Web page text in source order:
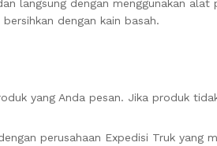
langsung dengan menggunakan alat
dengan kain basah.
yang Anda pesan. Jika produk
perusahaan Expedisi Truk yang